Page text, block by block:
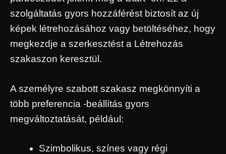
szolgáltatás gyors hozzáférést biztosít az új
képek létrehozásához vagy betöltéséhez, hogy
megkezdje a szerkesztést a Létrehozás
szakaszon keresztül.
A személyre szabott szakasz megkönnyíti a
több preferencia -beállítás gyors
megváltoztatását, például:
Szimbolikus, színes vagy régi